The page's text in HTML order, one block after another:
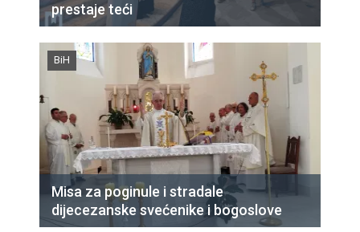
prestaje teći
BiH
Misa za poginule i stradale
dijecezanske svećenike i bogoslove